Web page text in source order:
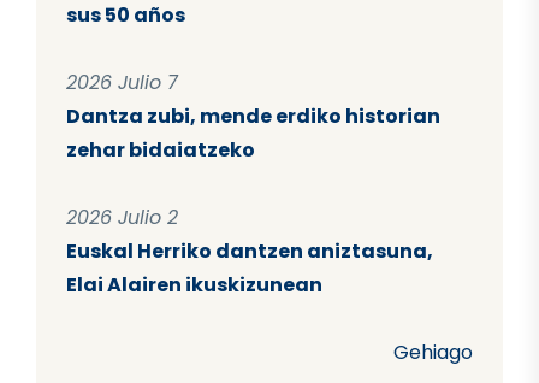
sus 50 años
2026 Julio 7
Dantza zubi, mende erdiko historian
zehar bidaiatzeko
2026 Julio 2
Euskal Herriko dantzen aniztasuna,
Elai Alairen ikuskizunean
Gehiago